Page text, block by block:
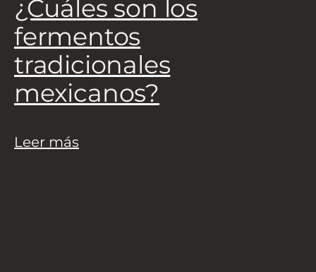
¿Cuáles son los
fermentos
tradicionales
mexicanos?
Leer más